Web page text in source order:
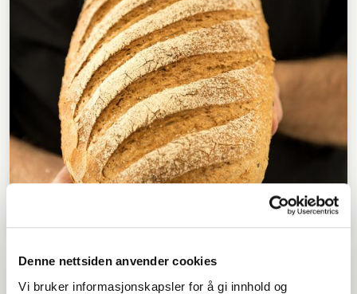
Denne nettsiden anvender cookies
Vi bruker informasjonskapsler for å gi innhold og
OVER 60 MIDDELS